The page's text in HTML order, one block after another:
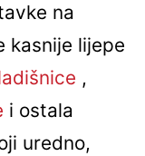
na
kasnije lijepe
,
i ostala
uredno,